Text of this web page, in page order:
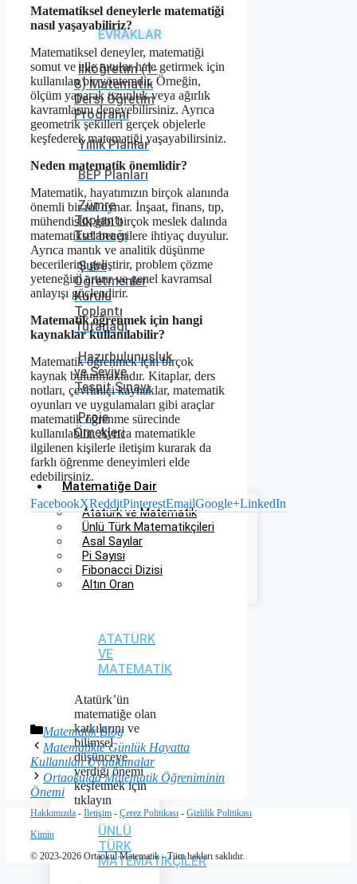
EVRAKLAR
İlköğretim (1-
8) Matematik
Dersi Öğretim
Programı
Yıllık Planlar
BEP Planları
Zümre
Toplantı
Tutanağı
Şube
Öğretmenler
Kurulu
Toplantı
Tutanağı
Hazırbulunuşluk
ve Seviye
Tespit Sınavı
Proje
Örnekleri
Matematiğe Dair
Atatürk ve Matematik
Ünlü Türk Matematikçileri
Asal Sayılar
Pi Sayısı
Fibonacci Dizisi
Altın Oran
ATATÜRK
VE
MATEMATIK
Atatürk’ün
matematiğe olan
katkılarını ve
bilimsel
düşünceye
verdiği önemi
keşfetmek için
tıklayın
ÜNLÜ
TÜRK
MATEMATIKÇILER
Matematiksel deneylerle matematiği
nasıl yaşayabiliriz?
Matematiksel deneyler, matematiği
somut ve elle tutulur hale getirmek için
kullanılan bir yöntemdir. Örneğin,
ölçüm yaparak uzunluk veya ağırlık
kavramlarını deneyebilirsiniz. Ayrıca
geometrik şekilleri gerçek objelerle
keşfederek matematiği yaşayabilirsiniz.
Neden matematik önemlidir?
Matematik, hayatımızın birçok alanında
önemli bir rol oynar. İnşaat, finans, tıp,
mühendislik gibi birçok meslek dalında
matematiksel becerilere ihtiyaç duyulur.
Ayrıca mantık ve analitik düşünme
becerilerini geliştirir, problem çözme
yeteneğini artırır ve genel kavramsal
anlayışı güçlendirir.
Matematik öğrenmek için hangi
kaynaklar kullanılabilir?
Matematik öğrenmek için birçok
kaynak bulunmaktadır. Kitaplar, ders
notları, çevrimiçi kaynaklar, matematik
oyunları ve uygulamaları gibi araçlar
matematik öğrenme sürecinde
kullanılabilir. Ayrıca matematikle
ilgilenen kişilerle iletişim kurarak da
farklı öğrenme deneyimleri elde
edebilirsiniz.
FacebookXRedditPinterestEmailGoogle+LinkedIn
Kategoriler
Matematik Blog
Matematikte Günlük Hayatta
Kullanılan Uygulamalar
Ortaokulda Matematik Öğreniminin
Önemi
Hakkımızda - İletişim - Çerez Politikası - Gizlilik Politikası
Kimin
© 2023-2026 Ortaokul Matematik - Tüm hakları saklıdır.